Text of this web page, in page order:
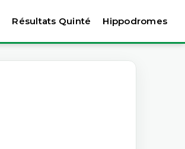
Résultats Quinté Hippodromes